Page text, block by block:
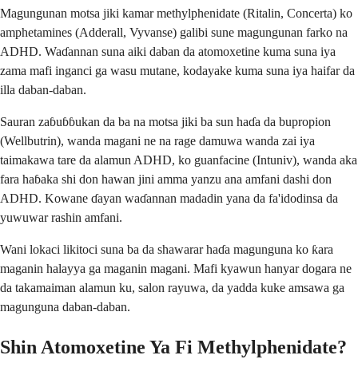
Magungunan motsa jiki kamar methylphenidate (Ritalin, Concerta) ko
amphetamines (Adderall, Vyvanse) galibi sune magungunan farko na
ADHD. Waɗannan suna aiki daban da atomoxetine kuma suna iya
zama mafi inganci ga wasu mutane, kodayake kuma suna iya haifar da
illa daban-daban.
Sauran zaɓuɓɓukan da ba na motsa jiki ba sun haɗa da bupropion
(Wellbutrin), wanda magani ne na rage damuwa wanda zai iya
taimakawa tare da alamun ADHD, ko guanfacine (Intuniv), wanda aka
fara haɓaka shi don hawan jini amma yanzu ana amfani dashi don
ADHD. Kowane ɗayan waɗannan madadin yana da fa'idodinsa da
yuwuwar rashin amfani.
Wani lokaci likitoci suna ba da shawarar haɗa magunguna ko ƙara
maganin halayya ga maganin magani. Mafi kyawun hanyar dogara ne
da takamaiman alamun ku, salon rayuwa, da yadda kuke amsawa ga
magunguna daban-daban.
Shin Atomoxetine Ya Fi Methylphenidate?